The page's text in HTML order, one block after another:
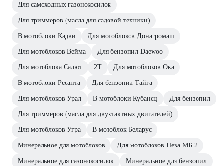
Для самоходных газонокосилок
Для триммеров (масла для садовой техники)
В мотоблоки Кадви Для мотоблоков Донагромаш
Для мотоблоков Вейма Для бензопил Daewoo
Для мотоблока Салют 2T Для мотоблоков Ока
В мотоблоки Ресанта Для бензопил Тайга
Для мотоблоков Урал В мотоблоки Кубанец Для бензопил
Для триммеров (масла для двухтактных двигателей)
Для мотоблоков Угра В мотоблок Беларус
Минеральное для мотоблоков Для мотоблоков Нева МБ 2
Минеральное для газонокосилок Минеральное для бензопил